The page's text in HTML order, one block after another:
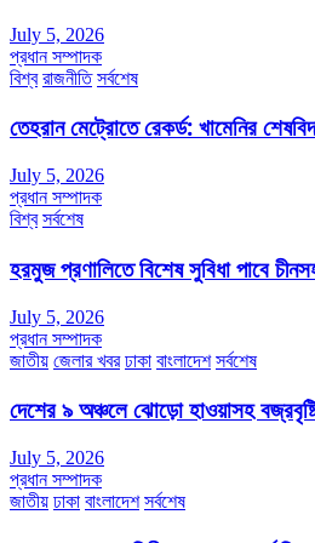
July 5, 2026
প্রধান সম্পাদক
বিশ্ব রাজনীতি সর্বশেষ
তেহরান মেট্রোতে রেকর্ড: খামেনির
July 5, 2026
প্রধান সম্পাদক
বিশ্ব সর্বশেষ
হরমুজ প্রণালিতে বিশেষ সুবিধা পাবে
July 5, 2026
প্রধান সম্পাদক
জাতীয় জেলার খবর ঢাকা বাংলাদেশ সর্বশেষ
দেশের ৯ অঞ্চলে ঝোড়ো হাওয়াসহ
July 5, 2026
প্রধান সম্পাদক
জাতীয় ঢাকা বাংলাদেশ সর্বশেষ